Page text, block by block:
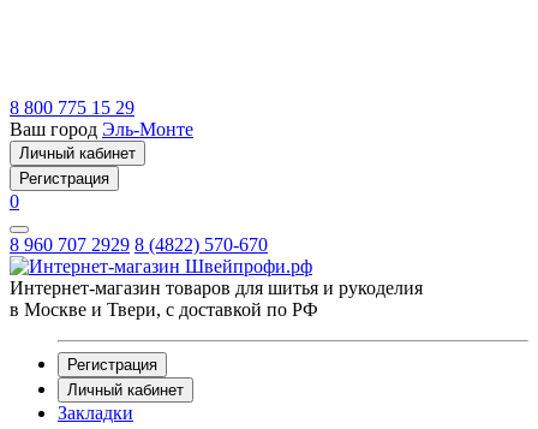
8 800 775 15 29
Ваш город Эль-Монте
Личный кабинет
Регистрация
0
8 960 707 2929 8 (4822) 570-670
Интернет-магазин товаров для шитья и рукоделия
в Москве и Твери, с доставкой по РФ
Регистрация
Личный кабинет
Закладки